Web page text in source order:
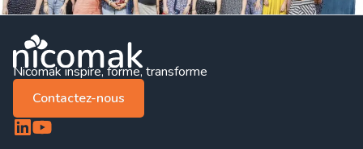
Nicomak inspire, forme, transforme
Contactez-nous